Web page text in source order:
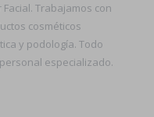
Trabajamos con
cosméticos
y podología. Todo
especializado.